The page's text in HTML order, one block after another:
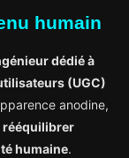
humain
dédié à
(UGC)
anodine,
rééquilibrer
humaine.